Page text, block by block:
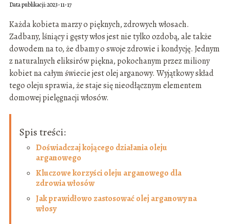
Data publikacji: 2023-11-17
Każda kobieta marzy o pięknych, zdrowych włosach.
Zadbany, lśniący i gęsty włos jest nie tylko ozdobą, ale także
dowodem na to, że dbamy o swoje zdrowie i kondycję. Jednym
z naturalnych eliksirów piękna, pokochanym przez miliony
kobiet na całym świecie jest olej arganowy. Wyjątkowy skład
tego oleju sprawia, że staje się nieodłącznym elementem
domowej pielęgnacji włosów.
Spis treści:
Doświadczaj kojącego działania oleju
arganowego
Kluczowe korzyści oleju arganowego dla
zdrowia włosów
Jak prawidłowo zastosować olej arganowy na
włosy